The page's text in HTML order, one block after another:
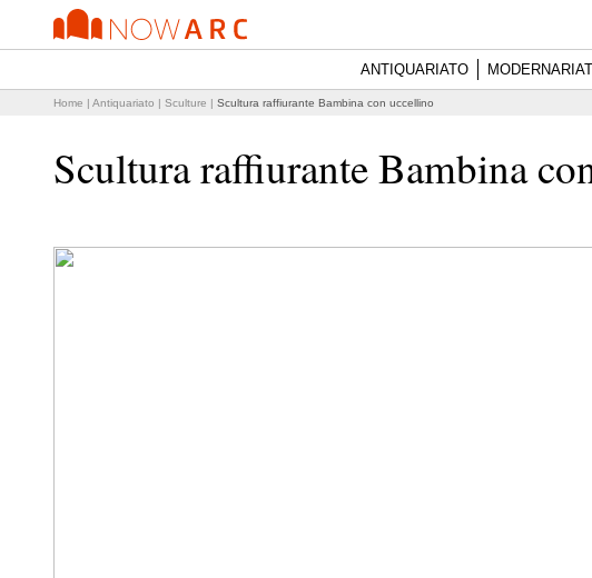
ANTIQUARIATO
Home | Antiquariato | Sculture | Scultura raffiurante Bambina con uccellino
Scultura raffiurante Bambina